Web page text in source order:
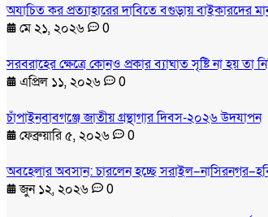
অযাচিত কর প্রত্যাহারের দাবিতে বগুড়ায় বাইকারদের
মে ২১, ২০২৬
0
সরবরাহের ক্ষেত্রে কোনও প্রকার ব্যাঘাত সৃষ্টি না হয় তা
এপ্রিল ১১, ২০২৬
0
চাঁপাইনবাবগঞ্জে জাতীয় গ্রন্থাগার দিবস-২০২৬ উদযাপন
ফেব্রুয়ারি ৫, ২০২৬
0
অবহেলার অবসান: চারলেন হচ্ছে
জুন ১২, ২০২৬
0